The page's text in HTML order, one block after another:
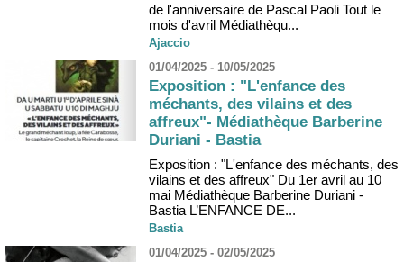
de l'anniversaire de Pascal Paoli Tout le
mois d'avril Médiathèqu...
Ajaccio
01/04/2025 - 10/05/2025
Exposition : "L'enfance des
méchants, des vilains et des
affreux"- Médiathèque Barberine
Duriani - Bastia
Exposition : "L'enfance des méchants, des
vilains et des affreux" Du 1er avril au 10
mai Médiathèque Barberine Duriani -
Bastia L’ENFANCE DE...
Bastia
01/04/2025 - 02/05/2025